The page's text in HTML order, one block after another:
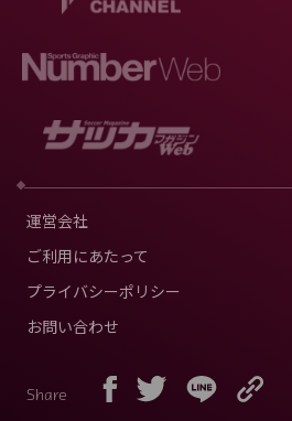
運営会社
ご利用にあたって
プライバシーポリシー
お問い合わせ
Share